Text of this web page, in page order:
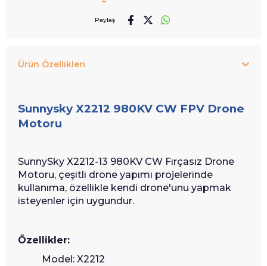
Paylaş
Ürün Özellikleri
Sunnysky X2212 980KV CW FPV Drone
Motoru
SunnySky X2212-13 980KV CW Fırçasız Drone
Motoru, çeşitli drone yapımı projelerinde
kullanıma, özellikle kendi drone'unu yapmak
isteyenler için uygundur.
Özellikler:
Model: X2212